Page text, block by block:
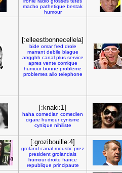
macho pathetique bestak
humour
[:elleestbonnecellela]
bide omar fred drole
marrant debile blague
arrgghh canal plus service
apres vente comique
humour bonne probleme
problemes allo telephone
[:knaki:1]
haha comedian comedien
cigare humour cynisme
cynique nihiliste
[:grozibouille:4]
groland canal moustic prez
president grolandais
humour droite france
republique principaute